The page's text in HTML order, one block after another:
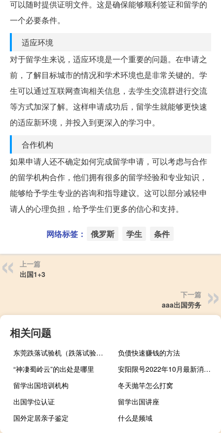
可以随时提供证明文件。这是确保能够顺利签证和留学的
一个必要条件。
适应环境
对于留学生来说，适应环境是一个重要的问题。在申请之
前，了解目标城市的情况和学术环境也是非常关键的。学
生可以通过互联网查询相关信息，去学生交流群进行交流
等方式加深了解。这样申请成功后，留学生就能够更快速
的适应新环境，并投入到更深入的学习中。
合作机构
如果申请人还不确定如何完成留学申请，可以考虑与合作
的留学机构合作，他们拥有很多的留学经验和专业知识，
能够给予学生专业的咨询和指导建议。这可以部分减轻申
请人的心理负担，给予学生们更多的信心和支持。
网络标签： 俄罗斯 学生 条件
上一篇
出国1+3
下一篇
aaa出国劳务
相关问题
东莞跌落试验机（跌落试验机简介）
负债快速赚钱的方法
“神凄蜀岭云”的出处是哪里
安阳限号2022年10月最新消息（安阳限号）
留学出国培训机构
冬天抛竿怎么打窝
出国学位认证
留学出国讲座
国外定居亲子鉴定
什么是频域